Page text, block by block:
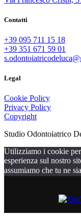
Contatti
+39 095 711 15 18
+39 351 671 59 01
Legal
Cookie Policy
Privacy Policy
Copyright
Studio Odontoiatrico
Utilizziamo i cookie
esperienza sul nostro
assumiamo che tu ne